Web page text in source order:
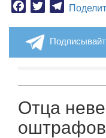
Facebook
TwitterTelegram
Отца